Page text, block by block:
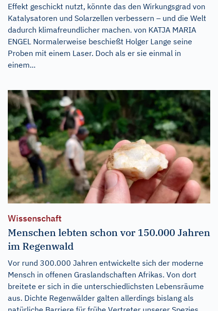
Effekt geschickt nutzt, könnte das den Wirkungsgrad von
Katalysatoren und Solarzellen verbessern – und die Welt
dadurch klimafreundlicher machen. von KATJA MARIA
ENGEL Normalerweise beschießt Holger Lange seine
Proben mit einem Laser. Doch als er sie einmal in
einem...
Wissenschaft
Menschen lebten schon vor 150.000 Jahren
im Regenwald
Vor rund 300.000 Jahren entwickelte sich der moderne
Mensch in offenen Graslandschaften Afrikas. Von dort
breitete er sich in die unterschiedlichsten Lebensräume
aus. Dichte Regenwälder galten allerdings bislang als